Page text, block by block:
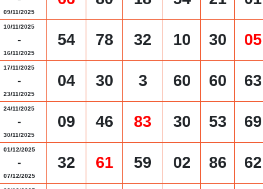
09/11/2025
10/11/2025
-
16/11/2025
54 78 32 10 30 05
17/11/2025
-
23/11/2025
04 30 3 60 60 63
24/11/2025
-
30/11/2025
09 46 83 30 53 69
01/12/2025
-
07/12/2025
32 61 59 02 86 62